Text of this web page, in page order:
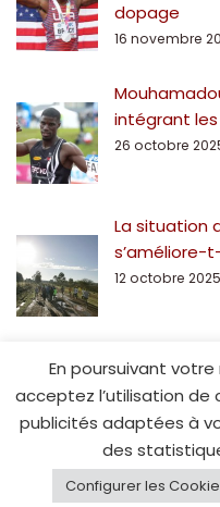
dopage
16 novembre
intégrant les
26 octobre
La situation
s’améliore-
12 octobre 2025
©
ACCUEIL
SPE15
En poursuivant
acceptez l’utilisation de
publicités adaptées à
des
Configurer les